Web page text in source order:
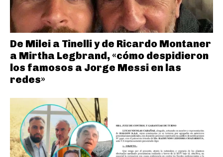
De Milei a Tinelli y de Ricardo Montaner
a Mirtha Legbrand, «cómo despidieron
los famosos a Jorge Messi en las
redes»